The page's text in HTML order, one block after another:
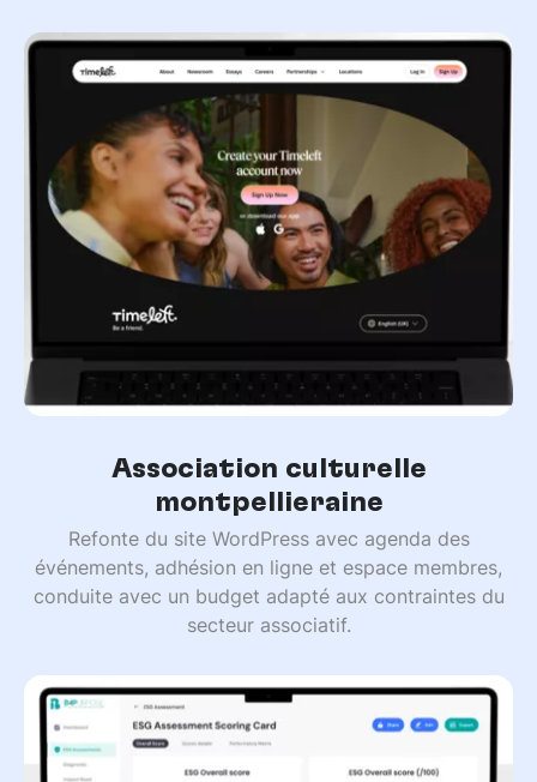
Association culturelle
montpelliéraine
Refonte du site WordPress avec agenda des
événements, adhésion en ligne et espace membres,
conduite avec un budget adapté aux contraintes du
secteur associatif.